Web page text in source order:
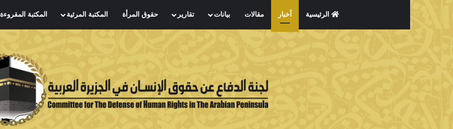
الرئيسية أخبار مقالات بيانات تقارير حقوق المرأة المكتبة المرئية المكتبة المقروءة